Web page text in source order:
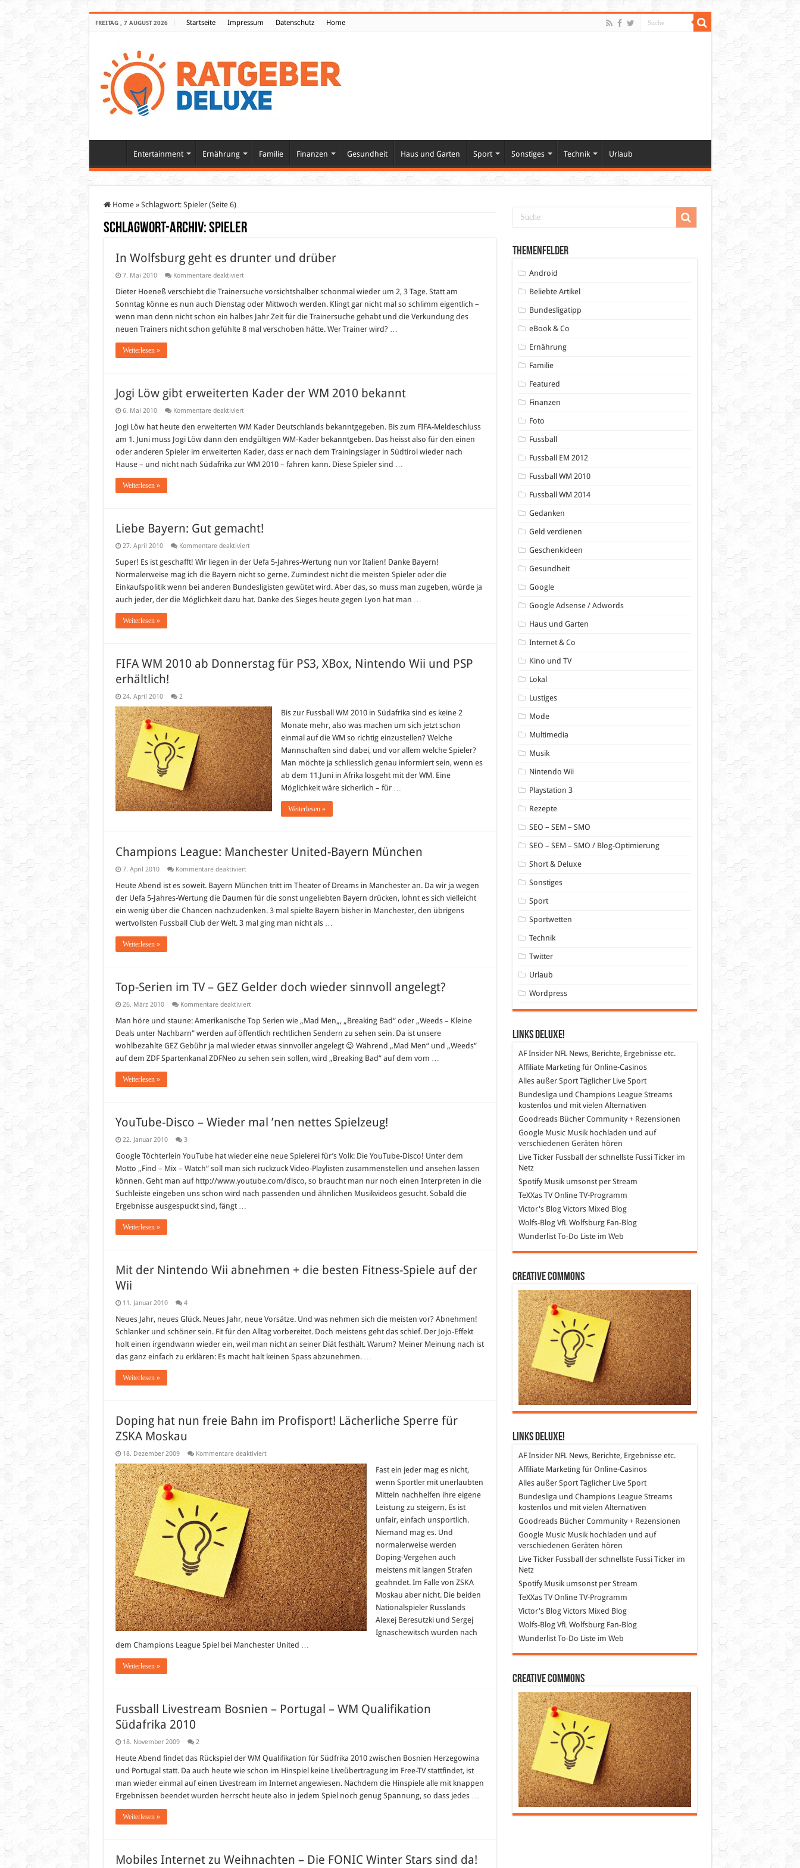
FREITAG , 7 AUGUST 2026 Startseite Impressum Datenschutz Home
Entertainment Ernährung Familie Finanzen Gesundheit Haus und Garten Sport Sonstiges Technik Urlaub
Home » Schlagwort: Spieler(Seite 6)
Schlagwort-Archiv:Spieler
In Wolfsburg geht es drunter und drüber
7. Mai 2010 Kommentare deaktiviertfür
Wolfsburg
es
drunter
und
drüber
Dieter Hoeneß verschiebt die Trainersuche vorsichtshalber schonmal wieder um 2, 3 Tage. Statt am
Sonntag könne es nun auch Dienstag oder Mittwoch werden. Klingt gar nicht mal so schlimm eigentlich –
wenn man denn nicht schon ein halbes Jahr Zeit für die Trainersuche gehabt und die Verkundung des
neuen Trainers nicht schon gefühlte 8 mal verschoben hätte. Wer Trainer wird? …
Weiterlesen »
Jogi Löw gibt erweiterten Kader der WM 2010 bekannt
6. Mai 2010 Kommentare deaktiviertfür
Löw
erweiterten
Kader
der
WM
Jogi Löw hat heute den erweiterten WM Kader Deutschlands bekanntgegeben. Bis zum FIFA-Meldeschluss
am 1. Juni muss Jogi Löw dann den endgültigen WM-Kader bekanntgeben. Das heisst also für den einen
oder anderen Spieler im erweiterten Kader, dass er nach dem Trainingslager in Südtirol wieder nach
Hause – und nicht nach Südafrika zur WM 2010 – fahren kann. Diese Spieler sind …
Weiterlesen »
Liebe Bayern: Gut gemacht!
27. April 2010 Kommentare deaktiviertfür
Bayern:
gemacht!
Super! Es ist geschafft! Wir liegen in der Uefa 5-Jahres-Wertung nun vor Italien! Danke Bayern!
Normalerweise mag ich die Bayern nicht so gerne. Zumindest nicht die meisten Spieler oder die
Einkaufspolitik wenn bei anderen Bundesligisten gewütet wird. Aber das, so muss man zugeben, würde ja
auch jeder, der die Möglichkeit dazu hat. Danke des Sieges heute gegen Lyon hat man …
Weiterlesen »
FIFA WM 2010 ab Donnerstag für PS3, XBox, Nintendo Wii und PSP
erhältlich!
24. April 2010 2
Bis zur Fussball WM 2010 in Südafrika sind es keine 2
Monate mehr, also was machen um sich jetzt schon
einmal auf die WM so richtig einzustellen? Welche
Mannschaften sind dabei, und vor allem welche Spieler?
Man möchte ja schliesslich genau informiert sein, wenn es
ab dem 11.Juni in Afrika losgeht mit der WM. Eine
Möglichkeit wäre sicherlich – für …
Weiterlesen »
Champions League: Manchester United-Bayern München
7. April 2010 Kommentare deaktiviertfür
League:
United-
Bayern
München
Heute Abend ist es soweit. Bayern München tritt im Theater of Dreams in Manchester an. Da wir ja wegen
der Uefa 5-Jahres-Wertung die Daumen für die sonst ungeliebten Bayern drücken, lohnt es sich vielleicht
ein wenig über die Chancen nachzudenken. 3 mal spielte Bayern bisher in Manchester, den übrigens
wertvollsten Fussball Club der Welt. 3 mal ging man nicht als …
Weiterlesen »
Top-Serien im TV – GEZ Gelder doch wieder sinnvoll angelegt?
26. März 2010 Kommentare deaktiviertfür
Serien
im
TV
–
GEZ
Gelder
Man höre und staune: Amerikanische Top Serien wie „Mad Men„, „Breaking Bad“ oder „Weeds – Kleine
Deals unter Nachbarn“ werden auf öffentlich rechtlichen Sendern zu sehen sein. Da ist unsere
wohlbezahlte GEZ Gebühr ja mal wieder etwas sinnvoller angelegt 😉 Während „Mad Men“ und „Weeds“
auf dem ZDF Spartenkanal ZDFNeo zu sehen sein sollen, wird „Breaking Bad“ auf dem vom …
Weiterlesen »
YouTube-Disco – Wieder mal ’nen nettes Spielzeug!
22. Januar 2010 3
Google Töchterlein YouTube hat wieder eine neue Spielerei für’s Volk: Die YouTube-Disco! Unter dem
Motto „Find – Mix – Watch“ soll man sich ruckzuck Video-Playlisten zusammenstellen und ansehen lassen
können. Geht man auf http://www.youtube.com/disco, so braucht man nur noch einen Interpreten in die
Suchleiste eingeben uns schon wird nach passenden und ähnlichen Musikvideos gesucht. Sobald die
Ergebnisse ausgespuckt sind, fängt …
Weiterlesen »
Mit der Nintendo Wii abnehmen + die besten Fitness-Spiele auf der
Wii
11. Januar 2010 4
Neues Jahr, neues Glück. Neues Jahr, neue Vorsätze. Und was nehmen sich die meisten vor? Abnehmen!
Schlanker und schöner sein. Fit für den Alltag vorbereitet. Doch meistens geht das schief. Der Jojo-Effekt
holt einen irgendwann wieder ein, weil man nicht an seiner Diät festhält. Warum? Meiner Meinung nach ist
das ganz einfach zu erklären: Es macht halt keinen Spass abzunehmen. …
Weiterlesen »
Doping hat nun freie Bahn im Profisport! Lächerliche Sperre für
ZSKA Moskau
18. Dezember 2009 Kommentare deaktiviertfür
hat
nun
freie
Bahn
im
Profisport!
Lächerliche
Sperre
für
ZSKA
Moskau
Fast ein jeder mag es nicht,
wenn Sportler mit unerlaubten
Mitteln nachhelfen ihre eigene
Leistung zu steigern. Es ist
unfair, einfach unsportlich.
Niemand mag es. Und
normalerweise werden
Doping-Vergehen auch
meistens mit langen Strafen
geahndet. Im Falle von ZSKA
Moskau aber nicht. Die beiden
Nationalspieler Russlands
Alexej Beresutzki und Sergej
Ignaschewitsch wurden nach
dem Champions League Spiel bei Manchester United …
Weiterlesen »
Fussball Livestream Bosnien – Portugal – WM Qualifikation
Südafrika 2010
18. November 2009 2
Heute Abend findet das Rückspiel der WM Qualifikation für Südfrika 2010 zwischen Bosnien Herzegowina
und Portugal statt. Da auch heute wie schon im Hinspiel keine Liveübertragung im Free-TV stattfindet, ist
man wieder einmal auf einen Livestream im Internet angewiesen. Nachdem die Hinspiele alle mit knappen
Ergebnissen beendet wurden herrscht heute also in jedem Spiel noch genug Spannung, so dass jedes …
Weiterlesen »
Mobiles Internet zu Weihnachten – Die FONIC Winter Stars sind da!
Themenfelder
Android
Beliebte Artikel
Bundesligatipp
eBook & Co
Ernährung
Familie
Featured
Finanzen
Foto
Fussball
Fussball EM 2012
Fussball WM 2010
Fussball WM 2014
Gedanken
Geld verdienen
Geschenkideen
Gesundheit
Google
Google Adsense / Adwords
Haus und Garten
Internet & Co
Kino und TV
Lokal
Lustiges
Mode
Multimedia
Musik
Nintendo Wii
Playstation 3
Rezepte
SEO – SEM – SMO
SEO – SEM – SMO / Blog-Optimierung
Short & Deluxe
Sonstiges
Sport
Sportwetten
Technik
Twitter
Urlaub
Wordpress
Links DeLuXe!
AF InsiderNFL News, Berichte, Ergebnisse etc.
Affiliate Marketingfür Online-Casinos
Alles außer SportTäglicher Live Sport
Bundesliga und Champions League Streams
kostenlos und mit vielen Alternativen
GoodreadsBücher Community + Rezensionen
Google MusicMusik hochladen und auf
verschiedenen Geräten hören
Live Ticker Fussball
der schnellste Fussi Ticker im
Netz
SpotifyMusik umsonst per Stream
TeXXas TVOnline TV-Programm
Victor's BlogVictors Mixed Blog
Wolfs-BlogVfL Wolfsburg Fan-Blog
WunderlistTo-Do Liste im Web
Creative Commons
Links DeLuXe!
AF InsiderNFL News, Berichte, Ergebnisse etc.
Affiliate Marketingfür Online-Casinos
Alles außer SportTäglicher Live Sport
Bundesliga und Champions League Streams
kostenlos und mit vielen Alternativen
GoodreadsBücher Community + Rezensionen
Google MusicMusik hochladen und auf
verschiedenen Geräten hören
Live Ticker Fussball
der schnellste Fussi Ticker im
Netz
SpotifyMusik umsonst per Stream
TeXXas TVOnline TV-Programm
Victor's BlogVictors Mixed Blog
Wolfs-BlogVfL Wolfsburg Fan-Blog
WunderlistTo-Do Liste im Web
Creative Commons